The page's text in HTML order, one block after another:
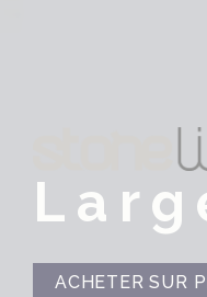
ACHETER SUR